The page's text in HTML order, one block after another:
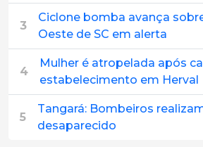
3
Ciclone bomba avança
Oeste de SC em alerta
4
Mulher é atropelada após
estabelecimento em Herval
5
Tangará: Bombeiros
desaparecido